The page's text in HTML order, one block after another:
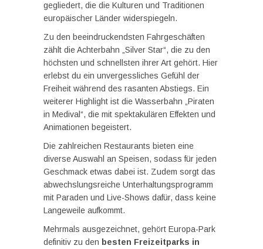
gegliedert, die die Kulturen und Traditionen
europäischer Länder widerspiegeln.
Zu den beeindruckendsten Fahrgeschäften
zählt die Achterbahn „Silver Star“, die zu den
höchsten und schnellsten ihrer Art gehört. Hier
erlebst du ein unvergessliches Gefühl der
Freiheit während des rasanten Abstiegs. Ein
weiterer Highlight ist die Wasserbahn „Piraten
in Medival“, die mit spektakulären Effekten und
Animationen begeistert.
Die zahlreichen Restaurants bieten eine
diverse Auswahl an Speisen, sodass für jeden
Geschmack etwas dabei ist. Zudem sorgt das
abwechslungsreiche Unterhaltungsprogramm
mit Paraden und Live-Shows dafür, dass keine
Langeweile aufkommt.
Mehrmals ausgezeichnet, gehört Europa-Park
definitiv zu den besten Freizeitparks in